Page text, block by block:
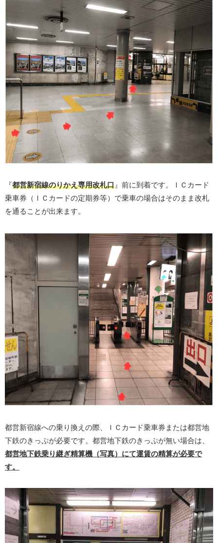
『都営新宿線のりかえ専用改札口 』前に到着です。ＩＣカード
乗車券（ＩＣカードの定期券等）で乗車の場合はそのまま改札
を通ることが出来ます。
都営新宿線への乗り換えの際、ＩＣカード乗車券または都営地
下鉄のきっぷが必要です。都営地下鉄のきっぷが無い場合は、
都営地下鉄乗り継ぎ精算機（写真）にて運賃の精算が必要で
す。